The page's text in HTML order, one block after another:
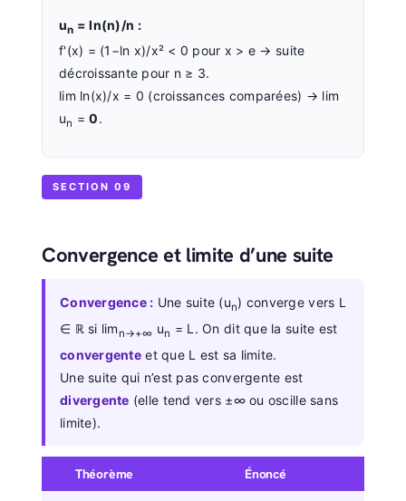
un = ln(n)/n :
f'(x) = (1−ln x)/x² < 0 pour x > e → suite
décroissante pour n ≥ 3.
lim ln(x)/x = 0 (croissances comparées) → lim
un =0.
SECTION 09
Convergence et limite d’une suite
Convergence : Une suite (un) converge vers L
∈ ℝ si limn→+∞ un = L. On dit que la suite est
convergenteet que L est sa limite.
Une suite qui n’est pas convergente est
divergente (elle tend vers ±∞ ou oscille sans
limite).
Théorème Énoncé